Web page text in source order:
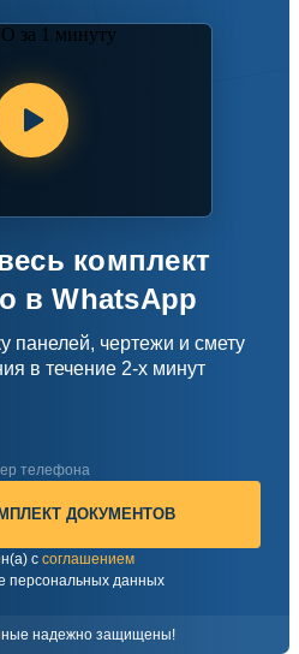
комплект
в WhatsApp
панелей, чертежи и смету
в течение 2-х минут
телефона
ДОКУМЕНТОВ
с соглашением
персональных данных
надежно защищены!
ПО за 1 минуту